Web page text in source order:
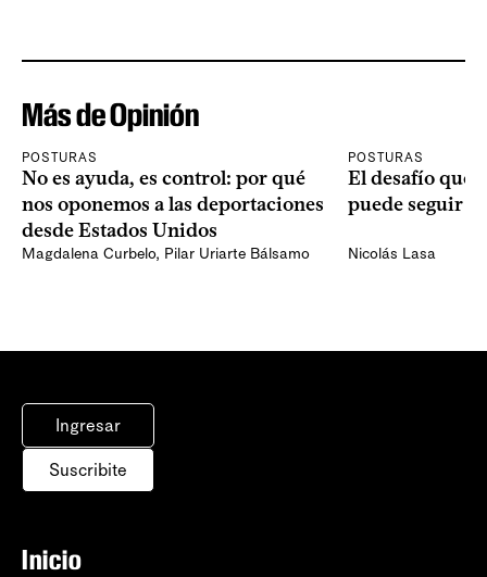
Más de Opinión
POSTURAS
No es ayuda, es control: por qué
nos oponemos a las deportaciones
desde Estados Unidos
Magdalena Curbelo, Pilar Uriarte Bálsamo
POSTURAS
El desafío que
puede seguir
Nicolás Lasa
Ingresar
Suscribite
Inicio